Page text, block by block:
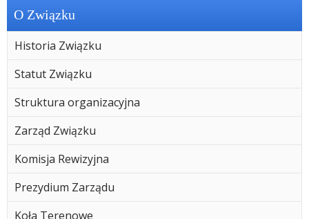
O Związku
Historia Związku
Statut Związku
Struktura organizacyjna
Zarząd Związku
Komisja Rewizyjna
Prezydium Zarządu
Koła Terenowe